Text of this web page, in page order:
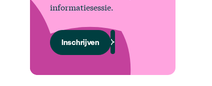
informatiesessie.
Inschrijven